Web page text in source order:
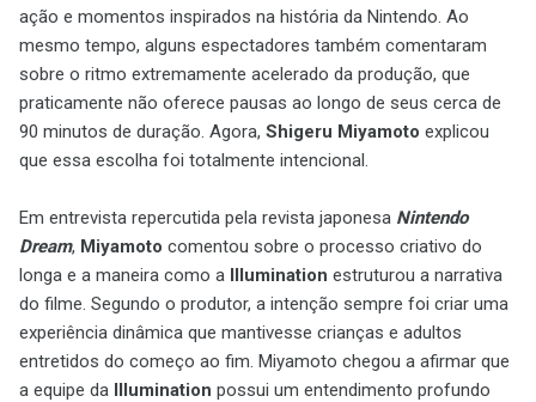
ação e momentos inspirados na história da Nintendo. Ao
mesmo tempo, alguns espectadores também comentaram
sobre o ritmo extremamente acelerado da produção, que
praticamente não oferece pausas ao longo de seus cerca de
90 minutos de duração. Agora, Shigeru Miyamoto explicou
que essa escolha foi totalmente intencional.
Em entrevista repercutida pela revista japonesa Nintendo
Dream, Miyamoto comentou sobre o processo criativo do
longa e a maneira como a Illumination estruturou a narrativa
do filme. Segundo o produtor, a intenção sempre foi criar uma
experiência dinâmica que mantivesse crianças e adultos
entretidos do começo ao fim. Miyamoto chegou a afirmar que
a equipe da Illumination possui um entendimento profundo